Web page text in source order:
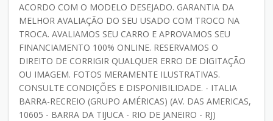
ACORDO COM O MODELO DESEJADO. GARANTIA DA
MELHOR AVALIAÇÃO DO SEU USADO COM TROCO NA
TROCA. AVALIAMOS SEU CARRO E APROVAMOS SEU
FINANCIAMENTO 100% ONLINE. RESERVAMOS O
DIREITO DE CORRIGIR QUALQUER ERRO DE DIGITAÇÃO
OU IMAGEM. FOTOS MERAMENTE ILUSTRATIVAS.
CONSULTE CONDIÇÕES E DISPONIBILIDADE. - ITALIA
BARRA-RECREIO (GRUPO AMÉRICAS) (AV. DAS AMERICAS,
10605 - BARRA DA TIJUCA - RIO DE JANEIRO - RJ)